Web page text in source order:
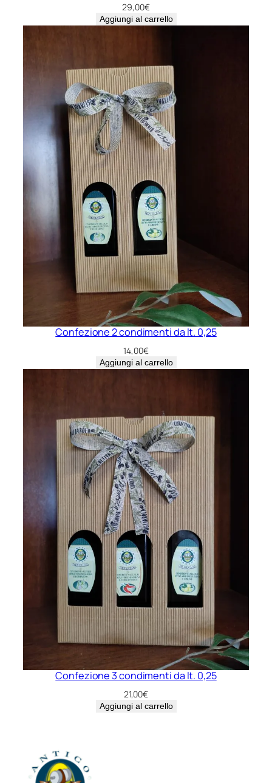
29,00€
Aggiungi al carrello
Confezione 2 condimenti da lt. 0,25
14,00€
Aggiungi al carrello
Confezione 3 condimenti da lt. 0,25
21,00€
Aggiungi al carrello